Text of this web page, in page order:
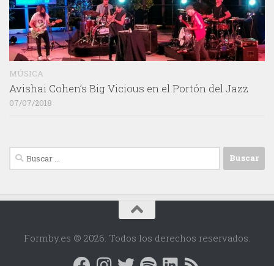
MÚSICA
Avishai Cohen’s Big Vicious en el Portón del Jazz
07/07/2018
Buscar:
Formby.es © 2026. Todos los derechos reservados.